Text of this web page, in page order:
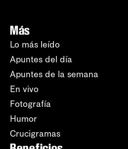
Más
Lo más leído
Apuntes del día
Apuntes de la semana
En vivo
Fotografía
Humor
Crucigramas